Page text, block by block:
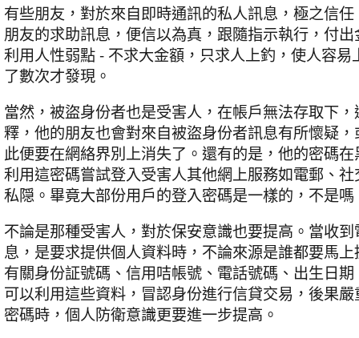
有些朋友，對於來自即時通訊的私人訊息，極之信
朋友的求助訊息，便信以為真，跟隨指示執行，付
利用人性弱點 - 不求大金額，只求人上釣，使人容
了數次才發現。
當然，被盜身份者也是受害人，在帳戶無法存取下
釋，他的朋友也會對來自被盜身份者訊息有所懷疑
此便要在網絡界別上消失了。還有的是，他的密碼
利用這密碼嘗試登入受害人其他網上服務如電郵、
私隠。畢竟大部份用戶的登入密碼是一樣的，不是嗎
不論是那種受害人，對於保安意識也要提高。當收
息，是要求提供個人資料時，不論來源是誰都要馬
有關身份証號碼、信用咭帳號、電話號碼、出生日
可以利用這些資料，冒認身份進行信貸交易，後果
密碼時，個人防衛意識更要進一步提高。